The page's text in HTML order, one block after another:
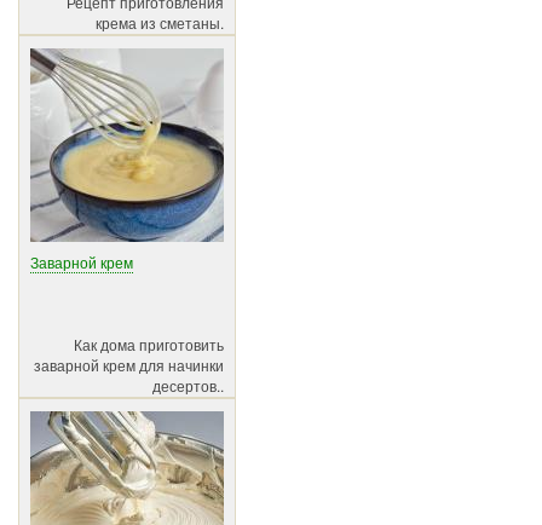
крема из сметаны.
Заварной крем
Как дома приготовить
заварной крем для начинки
десертов..